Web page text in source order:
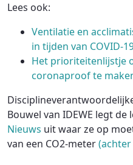
Lees ook:
Ventilatie en
in tijden van COVID-
Het prioriteitenlijstje
coronaproof te
Bouwel van IDEWE legt de
Nieuws uit waar ze op
van een CO2-meter